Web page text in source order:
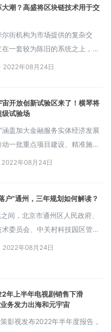
大潮？高盛将区块链技术用于交
街机构为市场提供的复杂交
一套较为陈旧的系统之上，现
望搭建一套基于区块链技术的
运行速度更快、成本更低并且利
APPSO · 2022年08月24日
开放创新试验区来了！横琴将
级试验场
涵盖加大金融服务实体经济发展
一批重点项目建设、精准施策
新产业、优化审批程序提升服务
元宇宙之道 · 2022年08月24日
户”通州，三年规划如何解读？
间，北京市通州区人民政府、
委员会、中关村科技园区管理
市经济和信息化局发布了《北京
市科技创新高地，助力北京建
域”拔得头筹的雄心壮志。
肖飒lawyer · 2022年08月24日
年上半年电视剧销售下滑
务发力出海和元宇宙
影视发布2022年半年度报告，